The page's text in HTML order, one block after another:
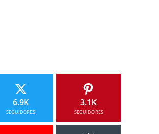
6.9K
SEGUIDORES
3.1K
SEGUIDORES